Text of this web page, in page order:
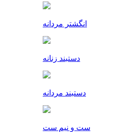
انگشتر مردانه
دستبند زنانه
دستبند مردانه
ست و نیم ست